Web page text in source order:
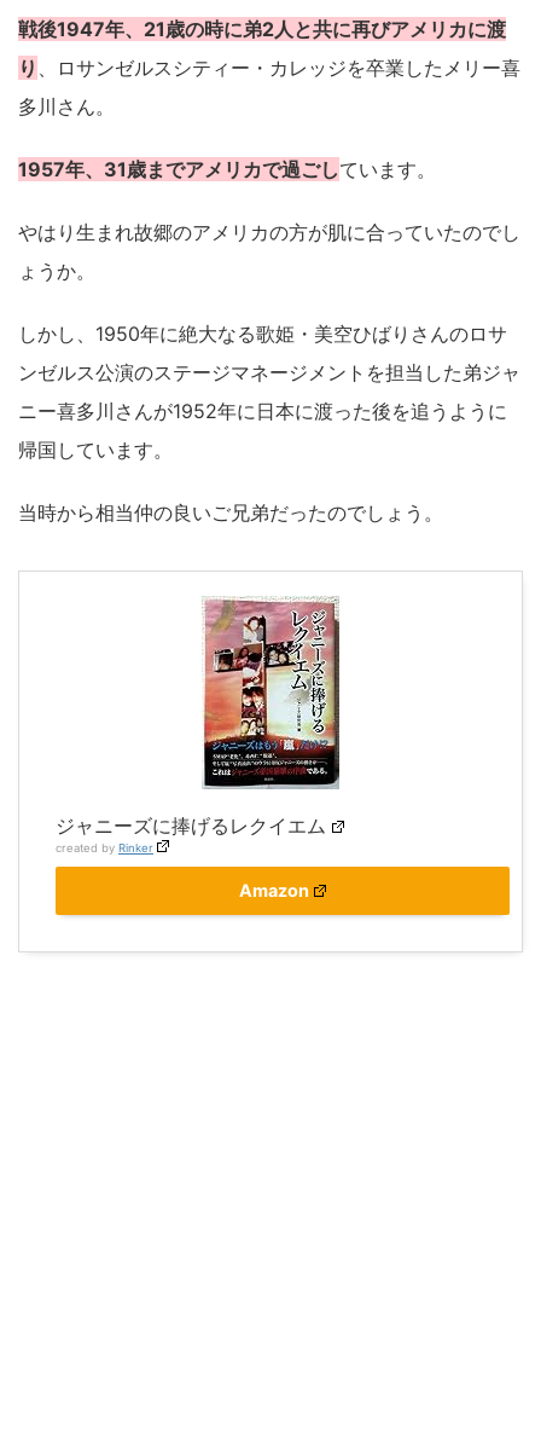
戦後1947年、21歳の時に弟2人と共に再びアメリカに渡
り
、ロサンゼルスシティー・カレッジを卒業したメリー喜
多川さん。
1957年、31歳までアメリカで過ごしています。
やはり生まれ故郷のアメリカの方が肌に合っていたのでし
ょうか。
しかし、1950年に絶大なる歌姫・美空ひばりさんのロサ
ンゼルス公演のステージマネージメントを担当した弟ジャ
ニー喜多川さんが1952年に日本に渡った後を追うように
帰国しています。
当時から相当仲の良いご兄弟だったのでしょう。
ジャニーズに捧げるレクイエム
created by Rinker
Amazon